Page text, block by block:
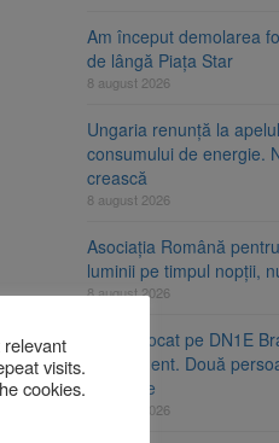
Am început demolarea
de lângă Piața Star
8 august 2026
Ungaria renunță la
consumului de energie.
crească
8 august 2026
Asociația Română
luminii pe timpul nopții,
8 august 2026
Trafic blocat pe DN1E
un accident. Două
medicale
7 august 2026
visits.
cookies.